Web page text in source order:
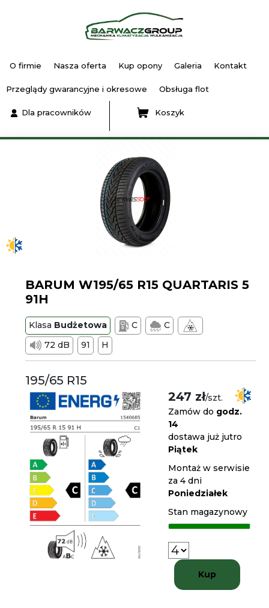
O firmie Nasza oferta Kup opony Galeria Kontakt
Przeglądy gwarancyjne i okresowe Obsługa flot
Dla pracowników Koszyk
BARUM W195/65 R15 QUARTARIS 5
91H
Klasa Budżetowa C
C
72 dB
91 H
195/65 R15
247 zł/szt.
Zamów do godz.
14
dostawa już jutro
Piątek
Montaż w serwisie
za 4 dni
Poniedziałek
Stan magazynowy
Kup